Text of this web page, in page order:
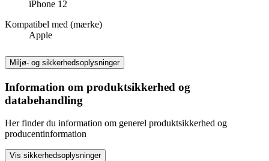
iPhone 12
Kompatibel med (mærke)
Apple
Miljø- og sikkerhedsoplysninger
Information om produktsikkerhed og
databehandling
Her finder du information om generel produktsikkerhed og
producentinformation
Vis sikkerhedsoplysninger